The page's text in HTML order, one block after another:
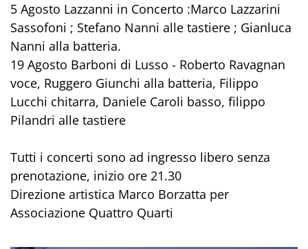
5 Agosto Lazzanni in Concerto :Marco Lazzarini
Sassofoni ; Stefano Nanni alle tastiere ; Gianluca
Nanni alla batteria.
19 Agosto Barboni di Lusso - Roberto Ravagnan
voce, Ruggero Giunchi alla batteria, Filippo
Lucchi chitarra, Daniele Caroli basso, filippo
Pilandri alle tastiere
Tutti i concerti sono ad ingresso libero senza
prenotazione, inizio ore 21.30
Direzione artistica Marco Borzatta per
Associazione Quattro Quarti